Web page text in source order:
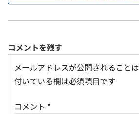
コメントを残す
メールアドレスが公開されることは
付いている欄は必須項目です
コメント *